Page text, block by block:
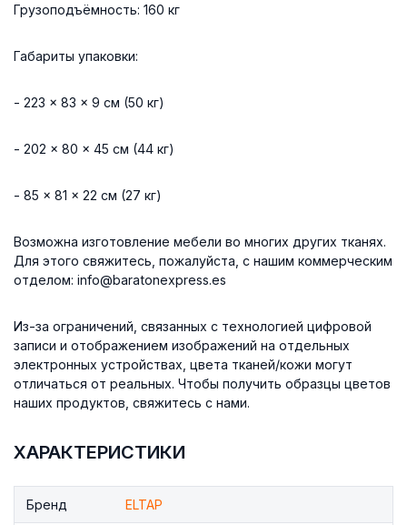
Грузоподъёмность: 160 кг
Габариты упаковки:
- 223 x 83 x 9 см (50 кг)
- 202 x 80 x 45 см (44 кг)
- 85 x 81 x 22 см (27 кг)
Возможна изготовление мебели во многих других тканях.
Для этого свяжитесь, пожалуйста, с нашим коммерческим
отделом: info@baratonexpress.es
Из-за ограничений, связанных с технологией цифровой
записи и отображением изображений на отдельных
электронных устройствах, цвета тканей/кожи могут
отличаться от реальных. Чтобы получить образцы цветов
наших продуктов, свяжитесь с нами.
ХАРАКТЕРИСТИКИ
Бренд ELTAP